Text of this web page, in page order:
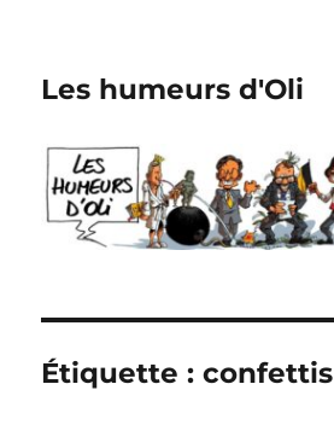
Les humeurs d'Oli
Étiquette :confettis